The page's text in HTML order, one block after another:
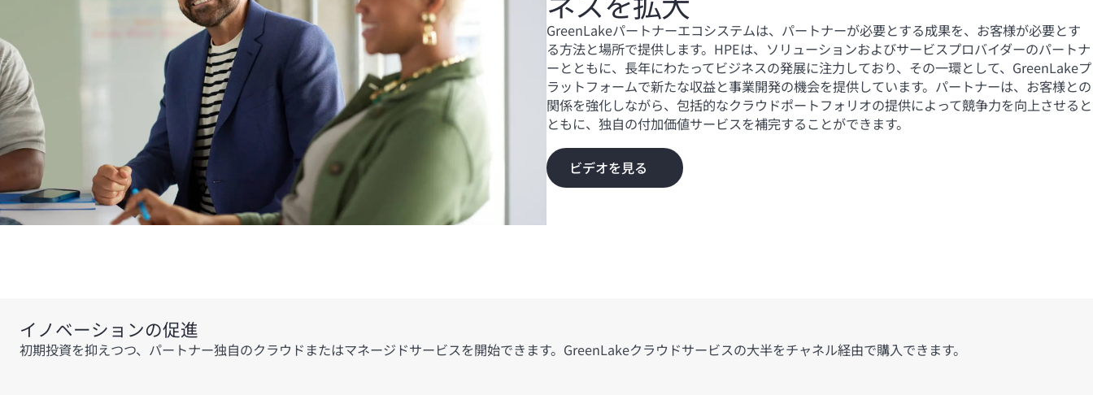
GreenLakeパートナーエコシステムは、パートナーが必要とする成果を、お客様が必要とす
る方法と場所で提供します。HPEは、ソリューションおよびサービスプロバイダーのパートナ
ーとともに、長年にわたってビジネスの発展に注力しており、その一環として、GreenLakeプ
ラットフォームで新たな収益と事業開発の機会を提供しています。パートナーは、お客様との
関係を強化しながら、包括的なクラウドポートフォリオの提供によって競争力を向上させると
ともに、独自の付加価値サービスを補完することができます。
ビデオを見る
イノベーションの促進
初期投資を抑えつつ、パートナー独自のクラウドまたはマネージドサービスを開始できます。GreenLakeクラウドサービスの大半をチャネル経由で購入できます。